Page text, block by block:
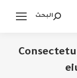
Search:
البحث